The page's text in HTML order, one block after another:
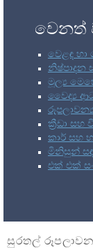
වෙනත්
වෙළඳ හා
නිෂ්පාදන
මූල්‍ය
වෛද්‍ය
ක්‍රීඩා සහ
කාර් සහ
මිනිසුන්
එක් එක්
සුරතල්